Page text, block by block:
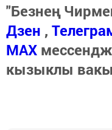
"Безнең
Дзен ,
МАХ
кызыклы